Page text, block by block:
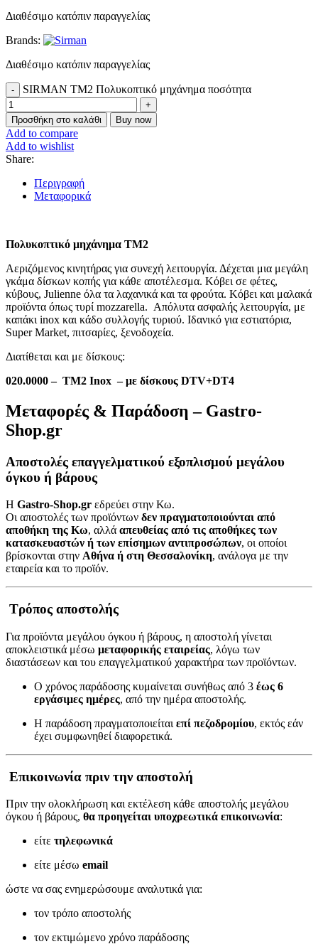
Διαθέσιμο κατόπιν παραγγελίας
Brands:
Διαθέσιμο κατόπιν παραγγελίας
SIRMAN TM2 Πολυκοπτικό μηχάνημα ποσότητα
Προσθήκη στο καλάθι Buy now
Add to compare
Add to wishlist
Share:
Περιγραφή
Μεταφορικά
Πολυκοπτικό μηχάνημα TM2
Αεριζόμενoς κινητήρας για συνεχή λειτουργία. Δέχεται μια μεγάλη
γκάμα δίσκων κοπής για κάθε αποτέλεσμα. Κόβει σε φέτες,
κύβους, Julienne όλα τα λαχανικά και τα φρούτα. Κόβει και μαλακά
προϊόντα όπως τυρί mozzarella. Απόλυτα ασφαλής λειτουργία, με
καπάκι inox και κάδο συλλογής τυριού. Ιδανικό για εστιατόρια,
Super Market, πιτσαρίες, ξενοδοχεία.
Διατίθεται και με δίσκους:
020.0000 – TM2 Inox – με δίσκους DTV+DT4
Μεταφορές & Παράδοση – Gastro-
Shop.gr
Αποστολές επαγγελματικού εξοπλισμού μεγάλου
όγκου ή βάρους
Η Gastro-Shop.gr εδρεύει στην Κω.
Οι αποστολές των προϊόντων δεν πραγματοποιούνται από
αποθήκη της Κω, αλλά απευθείας από τις αποθήκες των
κατασκευαστών ή των επίσημων αντιπροσώπων, οι οποίοι
βρίσκονται στην Αθήνα ή στη Θεσσαλονίκη, ανάλογα με την
εταιρεία και το προϊόν.
Τρόπος αποστολής
Για προϊόντα μεγάλου όγκου ή βάρους, η αποστολή γίνεται
αποκλειστικά μέσω μεταφορικής εταιρείας, λόγω των
διαστάσεων και του επαγγελματικού χαρακτήρα των προϊόντων.
Ο χρόνος παράδοσης κυμαίνεται συνήθως από 3 έως 6
εργάσιμες ημέρες, από την ημέρα αποστολής.
Η παράδοση πραγματοποιείται επί πεζοδρομίου, εκτός εάν
έχει συμφωνηθεί διαφορετικά.
Επικοινωνία πριν την αποστολή
Πριν την ολοκλήρωση και εκτέλεση κάθε αποστολής μεγάλου
όγκου ή βάρους, θα προηγείται υποχρεωτικά επικοινωνία:
είτε τηλεφωνικά
είτε μέσω email
ώστε να σας ενημερώσουμε αναλυτικά για:
τον τρόπο αποστολής
τον εκτιμώμενο χρόνο παράδοσης